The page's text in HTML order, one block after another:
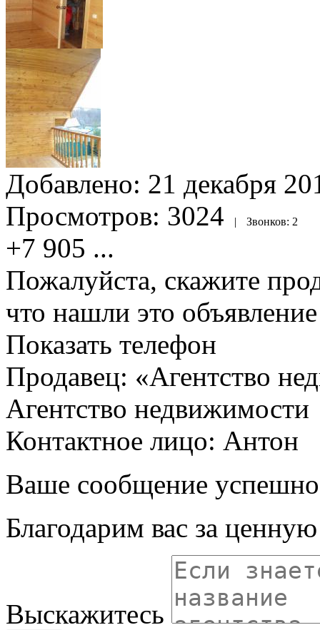
Добавлено: 21 декабря
Просмотров: 3024 | Звонков: 2
+7 905 ...
Пожалуйста, скажите
что нашли это
Показать телефон
Продавец: «Агентство
Агентство недвижимости
Контактное лицо: Антон
Ваше сообщение успешно
Благодарим вас за
Выскажитесь